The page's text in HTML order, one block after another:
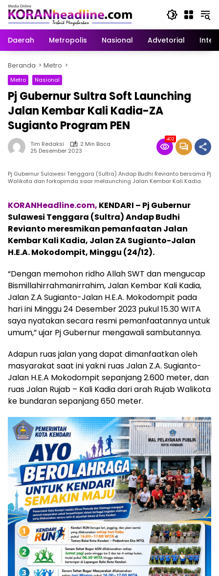
Langsung
konten
Daerah
Metropolis Nasional Advetorial
Beranda Metro
Metro Nasional
Pj Gubernur Sultra Soft Launching
Jalan Kembar Kali Kadia-ZA
Sugianto Program PEN
Tim Redaksi
2 Min Baca
25 Desember 2023
402
Pj Gubernur Sulawesi Tenggara (Sultra) Andap Budhi Revianto bersama Pj
Walikota dan forkopimda saar melaunching Jalan Kembar Kali Kadia.
KORANHeadline.com, KENDARI – Pj Gubernur
Sulawesi Tenggara (Sultra) Andap Budhi
Revianto meresmikan pemanfaatan Jalan
Kembar Kali Kadia, Jalan ZA Sugianto-Jalan
H.E.A. Mokodompit, Minggu (24/12).
“Dengan memohon ridho Allah SWT dan mengucap
Bismillahirrahmanirrahim, Jalan Kembar Kali Kadia,
Jalan Z.A Sugianto-Jalan H.E.A. Mokodompit pada
hari ini Minggu 24 Desember 2023 pukul 15.30 WITA
saya nyatakan secara resmi pemanfaatannya untuk
umum,” ujar Pj Gubernur mengawali sambutannya.
Adapun ruas jalan yang dapat dimanfaatkan oleh
masyarakat saat ini yakni ruas Jalan Z.A. Sugianto-
Jalan H.E.A Mokodompit sepanjang 2.600 meter, dan
ruas Jalan Rujab – Kali Kadia dari arah Rujab Walikota
ke bundaran sepanjang 650 meter.